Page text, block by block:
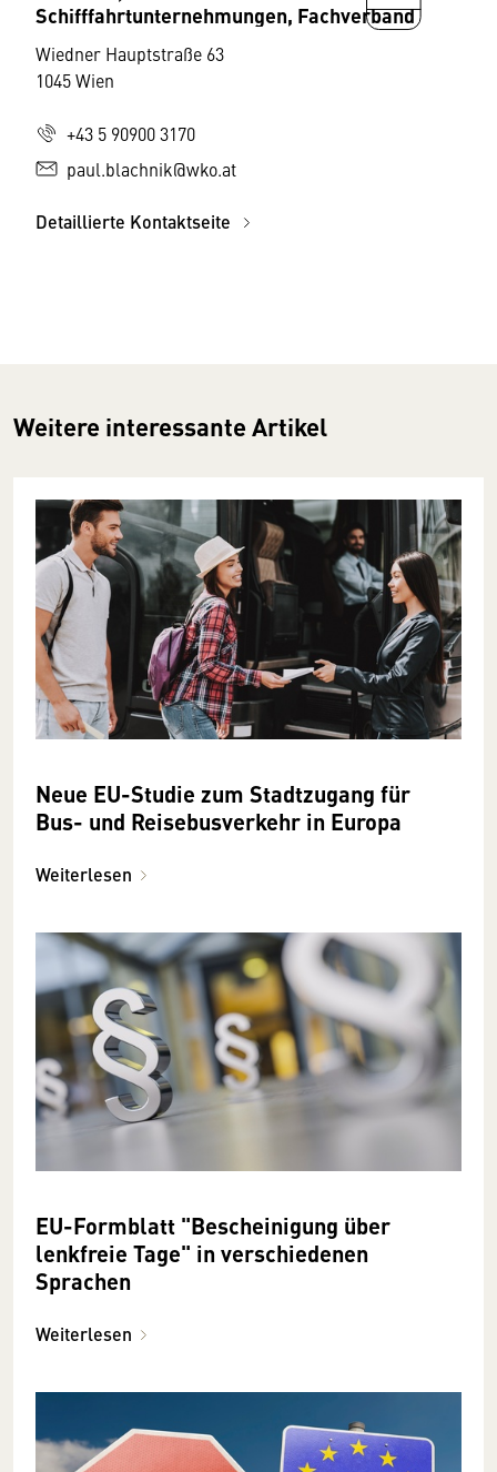
Schifffahrtunternehmungen, Fachverband
Wiedner Hauptstraße 63
1045 Wien
+43 5 90900 3170
paul.blachnik@wko.at
Detaillierte Kontaktseite
Weitere interessante Artikel
Neue EU-Studie zum Stadtzugang für
Bus- und Reisebusverkehr in Europa
Weiterlesen
EU-Formblatt "Bescheinigung über
lenkfreie Tage" in verschiedenen
Sprachen
Weiterlesen